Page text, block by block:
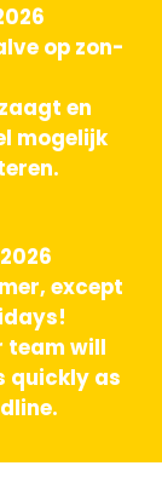
op zon-
en
mogelijk
except
team will
quickly as